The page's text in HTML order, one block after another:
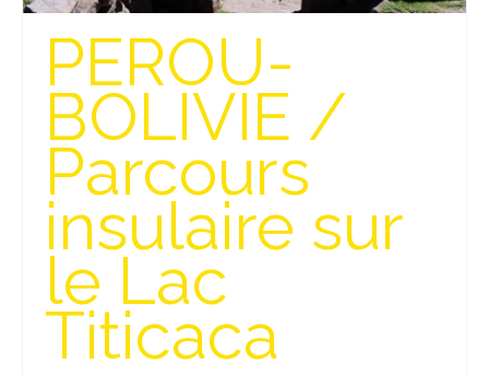
ALLEMAGNE
– Berlin
– Munich
BOLIVIE
– Sucre
CHILI
CHINE
– Beijing
PEROU-
BOLIVIE /
Parcours
insulaire sur
le Lac
Titicaca